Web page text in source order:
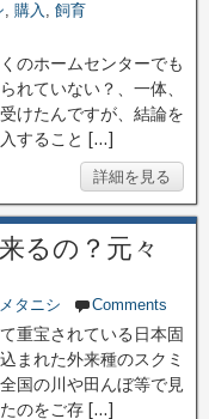
, 購入 , 飼育
のホームセンターでも
れていない？、一体、
けたんですが、結論を
すること […]
詳細を見る
るの？元々
タニシ Comments
重宝されている日本固
まれた外来種のスクミ
国の川や田んぼ等で見
のをご存 […]